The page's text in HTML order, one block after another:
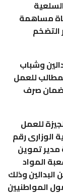
مساهمة
التضخم
وشباب
للعمل
صرف
للعمل
الوزارى رقم
مدير تموين
المواد
وذلك
المواطنيين